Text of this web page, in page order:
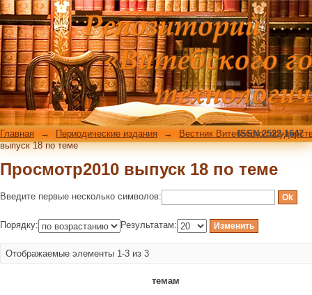
Просмотр2010 выпуск 18 по теме
Главная → Периодические издания →
Вестник Витебского
выпуск 18 по теме
ISSN 2522-1647
Просмотр2010 выпуск 18 по теме
Введите первые несколько символов:
Порядку: Результатам:
Отображаемые элементы 1-3 из 3
темам